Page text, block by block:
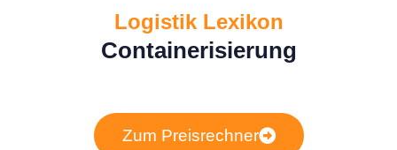
Logistik Lexikon
Containerisierung
Zum Preisrechner